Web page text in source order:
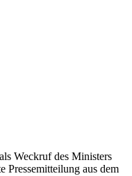
Weckruf des Ministers
Pressemitteilung aus dem